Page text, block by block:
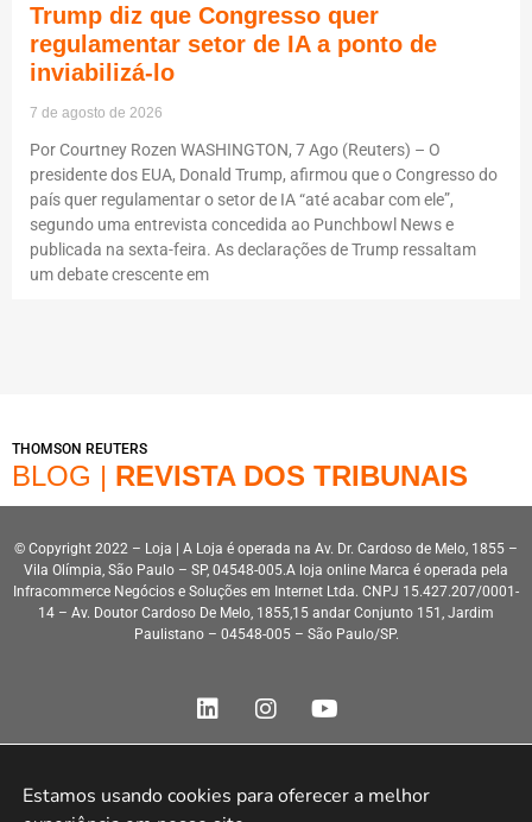
Trump diz que Congresso quer
regulamentar setor de IA a ponto de
inviabilizá-lo
7 de agosto de 2026
Por Courtney Rozen WASHINGTON, 7 Ago (Reuters) – O
presidente dos EUA, Donald Trump, afirmou que o Congresso do
país quer regulamentar o setor de IA “até acabar com ele”,
segundo uma entrevista concedida ao Punchbowl News e
publicada na sexta-feira. As declarações de Trump ressaltam
um debate crescente em
THOMSON REUTERS
BLOG | REVISTA DOS TRIBUNAIS
© Copyright 2022 – Loja | A Loja é operada na Av. Dr. Cardoso de Melo, 1855 –
Vila Olímpia, São Paulo – SP, 04548-005.A loja online Marca é operada pela
Infracommerce Negócios e Soluções em Internet Ltda. CNPJ 15.427.207/0001-
14 – Av. Doutor Cardoso De Melo, 1855,15 andar Conjunto 151, Jardim
Paulistano – 04548-005 – São Paulo/SP.
Estamos usando cookies para oferecer a melhor